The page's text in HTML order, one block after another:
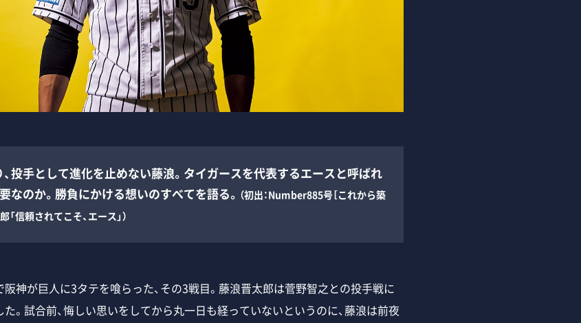
投手として進化を止めない藤浪。タイガースを代表するエースと呼ばれ
なのか。勝負にかける想いのすべてを語る。 （初出：Number885号［これから築
信頼されてこそ、エース」）
神が巨人に3タテを喰らった、その3戦目。藤浪晋太郎は菅野智之との投手戦に
た。試合前、悔しい思いをしてから丸一日も経っていないというのに、藤浪は前夜